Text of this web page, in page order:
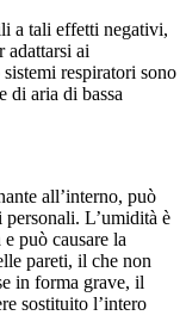
a tali effetti negativi,
adattarsi ai
respiratori sono
di aria di bassa
all’interno, può
L’umidità è
può causare la
pareti, il che non
in forma grave, il
sostituito l’intero